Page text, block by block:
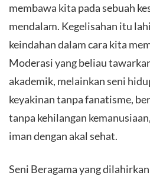
membawa kita pada sebuah
mendalam. Kegelisahan itu
keindahan dalam cara kita
Moderasi yang beliau
akademik, melainkan seni
keyakinan tanpa fanatisme,
tanpa kehilangan
iman dengan akal sehat.
​Seni Beragama yang